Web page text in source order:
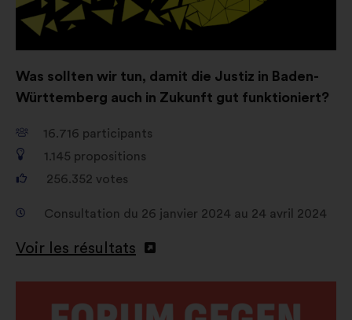
Was sollten wir tun, damit die Justiz in Baden-
Württemberg auch in Zukunft gut funktioniert?
16.716 participants
1.145 propositions
256.352 votes
Consultation du 26 janvier 2024 au 24 avril 2024
Voir les résultats